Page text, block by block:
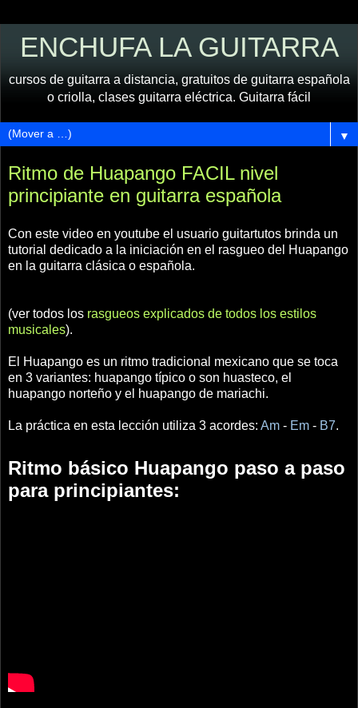
ENCHUFA LA GUITARRA
cursos de guitarra a distancia, gratuitos de guitarra española
o criolla, clases guitarra eléctrica. Guitarra fácil
▼
Ritmo de Huapango FACIL nivel
principiante en guitarra española
Con este video en youtube el usuario guitartutos brinda un
tutorial dedicado a la iniciación en el rasgueo del Huapango
en la guitarra clásica o española.
(ver todos los rasgueos explicados de todos los estilos
musicales).
El Huapango es un ritmo tradicional mexicano que se toca
en 3 variantes: huapango típico o son huasteco, el
huapango norteño y el huapango de mariachi.
La práctica en esta lección utiliza 3 acordes: Am - Em - B7.
Ritmo básico Huapango paso a paso
para principiantes: